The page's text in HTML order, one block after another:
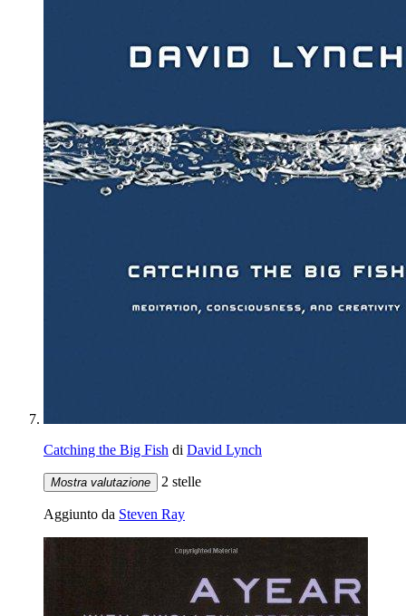
Catching the Big Fish di David Lynch
Mostra valutazione 2 stelle
Aggiunto da Steven Ray